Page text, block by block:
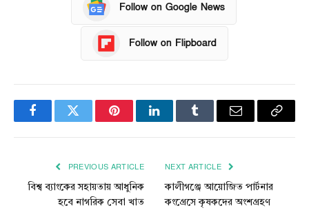
Follow on Google News
Follow on Flipboard
FacebookTwitter PinterestLinkedInTumblr Email
Copy
PREVIOUS ARTICLE
বিশ্ব ব্যাংকের সহায়তায় আধুনিক
হবে নাগরিক সেবা খাত
NEXT ARTICLE
কালীগঞ্জে আয়োজিত পার্টনার
কংগ্রেসে কৃষকদের অংশগ্রহণ